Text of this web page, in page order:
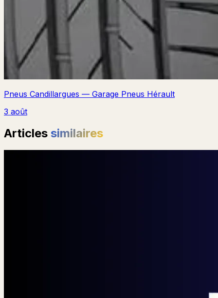
Pneus Candillargues — Garage Pneus Hérault
3 août
Articles similaires